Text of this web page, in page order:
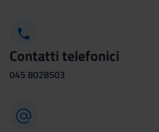
Contatti telefonici
045 8028503